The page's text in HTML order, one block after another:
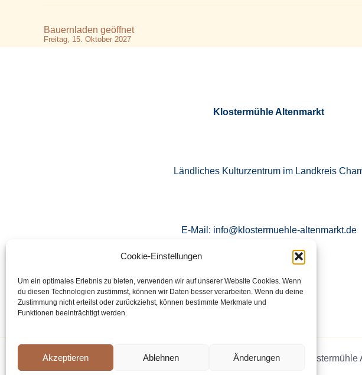
Cookie-Einstellungen
Um ein optimales Erlebnis zu bieten, verwenden wir auf unserer Website Cookies. Wenn
du diesen Technologien zustimmst, können wir Daten besser verarbeiten. Wenn du deine
Zustimmung nicht erteilst oder zurückziehst, können bestimmte Merkmale und
Funktionen beeinträchtigt werden.
Akzeptieren Ablehnen Änderungen
Bauernladen geöffnet
Freitag, 15. Oktober 2027
Klostermühle Altenmarkt
Ländliches Kulturzentrum im Landkreis
E-Mail: info@klostermuehle-altenmarkt.de
Tel.: 09971 760871
Copyright © 2026